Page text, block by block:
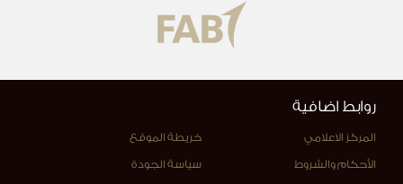
روابط اضافية
المركز الاعلامي خريطة الموقع
الأحكام والشروط سياسة الجودة